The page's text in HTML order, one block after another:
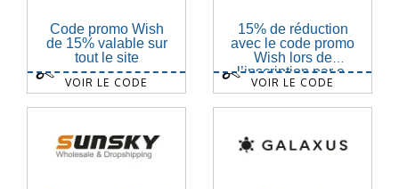
Code promo Wish
de 15% valable sur
tout le site
VOIR LE CODE
15% de réduction
avec le code promo
Wish lors de
l’inscription par e-
mail
VOIR LE CODE